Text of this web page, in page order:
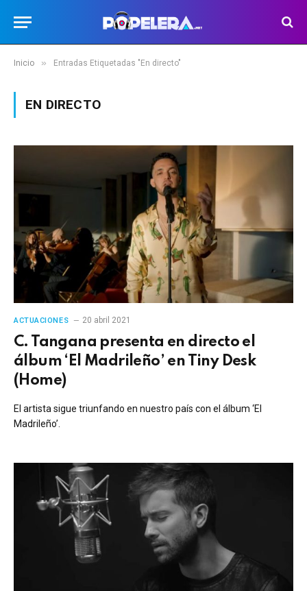
Inicio » Entradas Etiquetadas "En directo"
EN DIRECTO
ACTUACIONES 20 abril 2021
C. Tangana presenta en directo el
álbum ‘El Madrileño’ en Tiny Desk
(Home)
El artista sigue triunfando en nuestro país con el álbum ‘El
Madrileño’.